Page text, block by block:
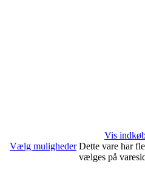
Vis
Vælg muligheder Dette vare har
vælges på